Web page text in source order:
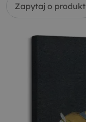
Zapytaj o produkt